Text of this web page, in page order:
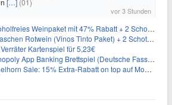
vor 3 Stunden
Weinpaket mit 47% Rabatt + 2 Schott Zwiesel Gläser GRATIS für 29,99€
Rotwein (Vinos Tinto Paket) + 2 Schott Zwiesel Gläser für 25,99€ inkl. Versand
Kartenspiel für 5,23€
App Banking Brettspiel (Deutsche Fassung) für 9,84€
Sale: 15% Extra-Rabatt on top auf Mode- und Sport-Artikel